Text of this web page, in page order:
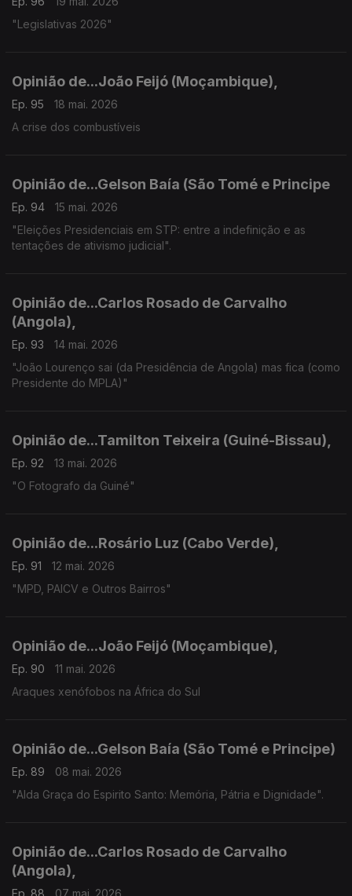
"Legislativas 2026"
Opinião de...João Feijó (Moçambique),
Ep. 95
18 mai. 2026
A crise dos combustíveis
Opinião de...Gelson Baía (São Tomé e Principe
Ep. 94
15 mai. 2026
"Eleições Presidenciais em STP: entre a indefinição e as
tentações de ativismo judicial".
Opinião de...Carlos Rosado de Carvalho
(Angola),
Ep. 93
14 mai. 2026
"João Lourenço sai (da Presidência de Angola) mas fica (como
Presidente do MPLA)"
Opinião de...Tamilton Teixeira (Guiné-Bissau),
Ep. 92
13 mai. 2026
"O Fotografo da Guiné"
Opinião de...Rosário Luz (Cabo Verde),
Ep. 91
12 mai. 2026
"MPD, PAICV e Outros Bairros"
Opinião de...João Feijó (Moçambique),
Ep. 90
11 mai. 2026
Araques xenófobos na África do Sul
Opinião de...Gelson Baía (São Tomé e Principe)
Ep. 89
08 mai. 2026
"Alda Graça do Espirito Santo: Memória, Pátria e Dignidade".
Opinião de...Carlos Rosado de Carvalho
(Angola),
Ep. 88
07 mai. 2026